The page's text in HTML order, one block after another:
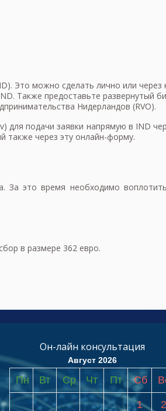
Это можно сделать лично или через
Также предоставьте развернутый
Нидерландов (RVO).
для подачи заявки напрямую в IND
также через эту онлайн-форму.
За это время необходимо
в размере 362 евро.
Он-лайн консультация
Август 2026
Пн Вт Ср Чт Пт Сб
1 2